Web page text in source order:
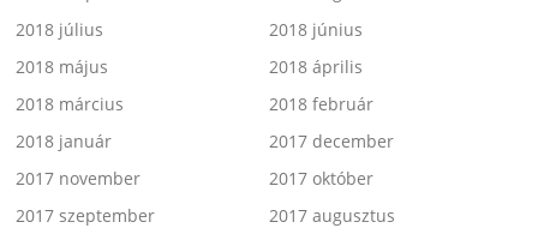
2018 július
2018 június
2018 május
2018 április
2018 március
2018 február
2018 január
2017 december
2017 november
2017 október
2017 szeptember
2017 augusztus